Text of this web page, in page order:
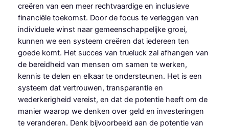
creëren van een meer rechtvaardige en inclusieve
financiële toekomst. Door de focus te verleggen van
individuele winst naar gemeenschappelijke groei,
kunnen we een systeem creëren dat iedereen ten
goede komt. Het succes van trueluck zal afhangen van
de bereidheid van mensen om samen te werken,
kennis te delen en elkaar te ondersteunen. Het is een
systeem dat vertrouwen, transparantie en
wederkerigheid vereist, en dat de potentie heeft om de
manier waarop we denken over geld en investeringen
te veranderen. Denk bijvoorbeeld aan de potentie van